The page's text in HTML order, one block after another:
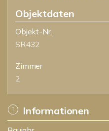
Objektdaten
Objekt-Nr.
SR432
Zimmer
2
Informationen